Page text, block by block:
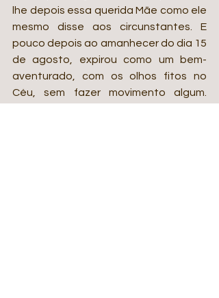
lhe depois essa querida Mãe como ele
mesmo disse aos circunstantes. E
pouco depois ao amanhecer do dia 15
de agosto, expirou como um bem-
aventurado, com os olhos fitos no
Céu, sem fazer movimento algum.